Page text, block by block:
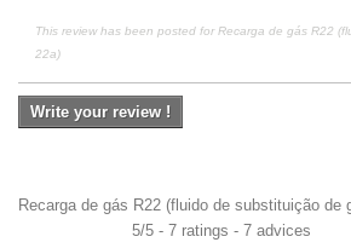
This review has been posted forRecarga de gás R22
22a)
Write your review !
Recarga de gás R22 (fluido de substituição de
5/5 - 7 ratings - 7 advices